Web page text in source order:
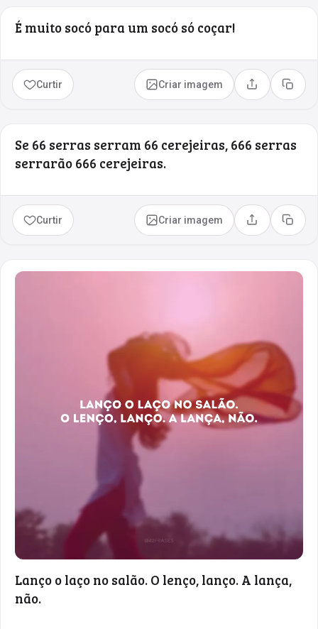
É muito socó para um socó só coçar!
Curtir Criar imagem Compartilhar
Copiar
Se 66 serras serram 66 cerejeiras, 666 serras
serrarão 666 cerejeiras.
Curtir Criar imagem Compartilhar
Copiar
Lanço o laço no salão. O lenço, lanço. A lança,
não.